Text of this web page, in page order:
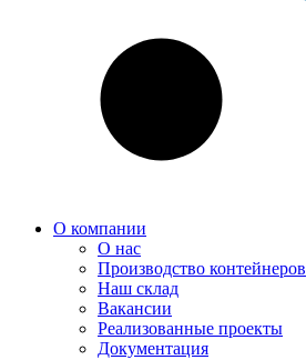
О компании
О нас
Производство контейнеров
Наш склад
Вакансии
Реализованные проекты
Документация